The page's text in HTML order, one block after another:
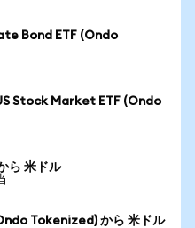
Bond ETF (Ondo
Stock Market ETF (Ondo
ら 米ドル
Tokenized) から 米ドル